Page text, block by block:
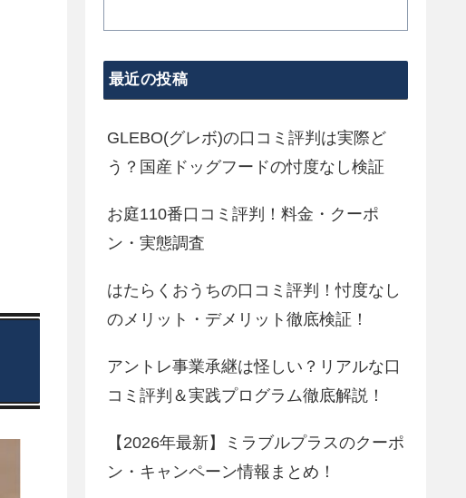
最近の投稿
GLEBO(グレボ)の口コミ評判は実際ど
う？国産ドッグフードの忖度なし検証
お庭110番口コミ評判！料金・クーポ
ン・実態調査
はたらくおうちの口コミ評判！忖度なし
のメリット・デメリット徹底検証！
アントレ事業承継は怪しい？リアルな口
コミ評判＆実践プログラム徹底解説！
【2026年最新】ミラブルプラスのクーポ
ン・キャンペーン情報まとめ！